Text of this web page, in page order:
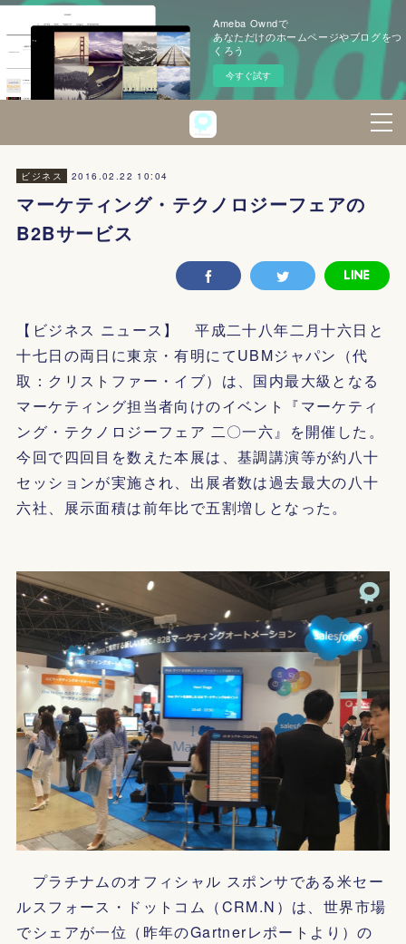
Ameba Owndで
あなただけのホームページやブログをつ
くろう
今すぐ試す
ビジネス 2016.02.22 10:04
マーケティング・テクノロジーフェアの
B2Bサービス
【ビジネス ニュース】 平成二十八年二月十六日と
十七日の両日に東京・有明にてUBMジャパン（代
取：クリストファー・イブ）は、国内最大級となる
マーケティング担当者向けのイベント『マーケティ
ング・テクノロジーフェア 二〇一六』を開催した。
今回で四回目を数えた本展は、基調講演等が約八十
セッションが実施され、出展者数は過去最大の八十
六社、展示面積は前年比で五割増しとなった。
プラチナムのオフィシャル スポンサである米セー
ルスフォース・ドットコム（CRM.N）は、世界市場
でシェアが一位（昨年のGartnerレポートより）の